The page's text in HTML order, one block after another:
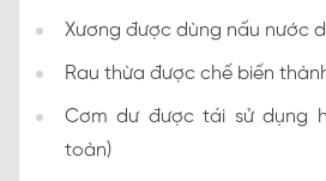
Xương được dùng nấu nước
Rau thừa được chế biến
Cơm dư được tái sử dụng
toàn)